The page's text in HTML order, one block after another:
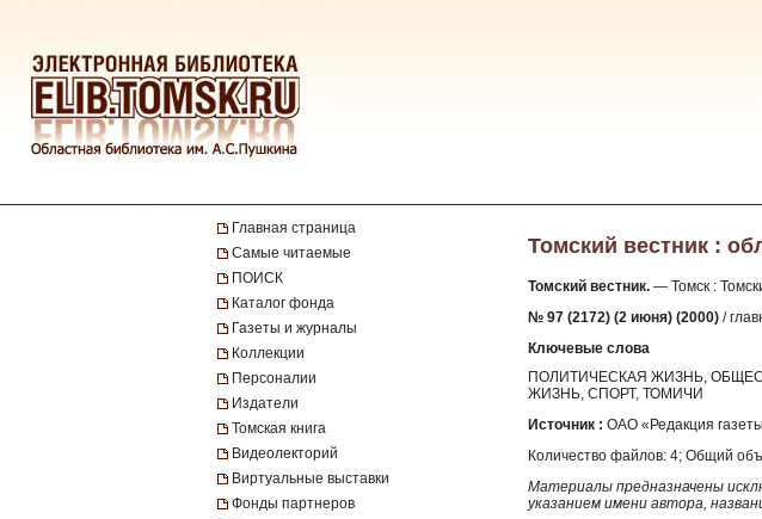
Главная страница
Самые читаемые
ПОИСК
Каталог фонда
Газеты и журналы
Коллекции
Персоналии
Издатели
Томская книга
Видеолекторий
Виртуальные выставки
Фонды партнеров
Томский вестник :
Томский вестник. — Томск :
№ 97 (2172) (2 июня) (2000) /
Ключевые слова
ПОЛИТИЧЕСКАЯ ЖИЗНЬ,
ЖИЗНЬ, СПОРТ, ТОМИЧИ
Источник : ОАО «Редакция
Количество файлов: 4; Общий
Материалы предназначены
указанием имени автора,